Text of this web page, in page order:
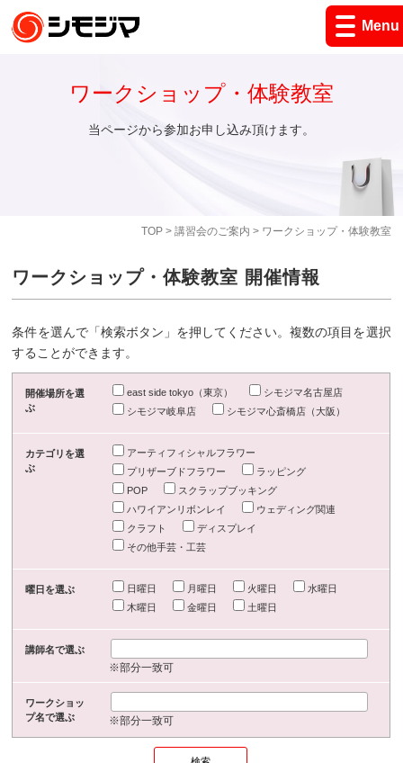
Menu
TOP> 講習会のご案内 > ワークショップ・体験教室
ワークショップ・体験教室
当ページから参加お申し込み頂けます。
ワークショップ・体験教室 開催情報
条件を選んで「検索ボタン」を押してください。複数の項目を選択
することができます。
開催場所を選
ぶ
east side tokyo（東京）
シモジマ名古屋店
シモジマ岐阜店
シモジマ心斎橋店（大阪）
カテゴリを選
ぶ
アーティフィシャルフラワー
プリザーブドフラワー
ラッピング
POP
スクラップブッキング
ハワイアンリボンレイ
ウェディング関連
クラフト
ディスプレイ
その他手芸・工芸
曜日を選ぶ 日曜日 月曜日 火曜日
水曜日
木曜日
金曜日 土曜日
講師名で選ぶ
※部分一致可
ワークショッ
プ名で選ぶ
※部分一致可